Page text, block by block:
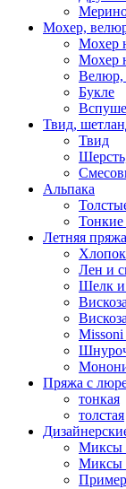
Мохер,
Мохер
Мохер
Велюр,
Букле
Твид,
Твид
Альпака
Тонкие
Летняя пряжа
Лен и
Шелк и
Missoni
Пряжа с
тонкая
толстая
Миксы
Миксы